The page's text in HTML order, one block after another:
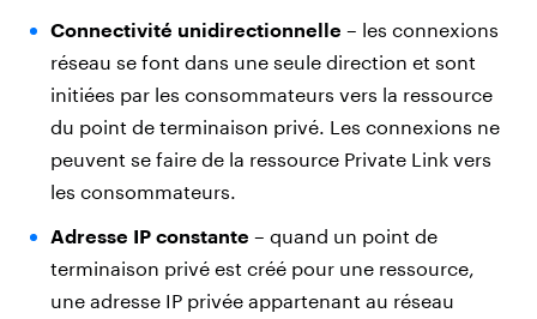
Connectivité unidirectionnelle – les connexions
réseau se font dans une seule direction et sont
initiées par les consommateurs vers la ressource
du point de terminaison privé. Les connexions ne
peuvent se faire de la ressource Private Link vers
les consommateurs.
Adresse IP constante – quand un point de
terminaison privé est créé pour une ressource,
une adresse IP privée appartenant au réseau